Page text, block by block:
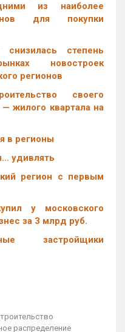
из наиболее
для покупки
степень
новостроек
регионов
своего
жилого квартала на
в регионы
удивлять
регион с первым
у московского
за 3 млрд руб.
застройщики
распределение